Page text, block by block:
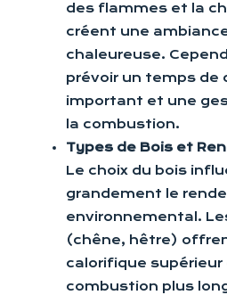
des flammes et la
créent une
chaleureuse.
prévoir un temps de
important et une
la combustion.
Types de Bois et
Le choix du bois
grandement le
environnemental.
(chêne, hêtre)
calorifique supérieur
combustion plus